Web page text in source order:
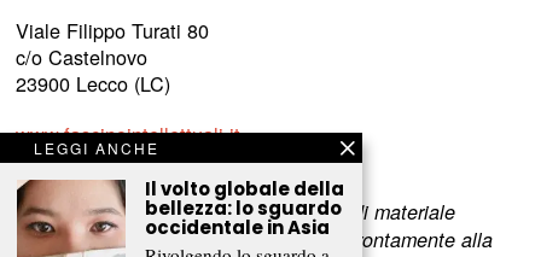
Viale Filippo Turati 80
c/o Castelnovo
23900 Lecco (LC)
www.fascinointellettuali.it
info[at]fascinointellettuali.it
Per segnalare eventuali errori nell’uso di materiale
riservato,scriveteci e provvederemo prontamente alla
LEGGI ANCHE
Il volto globale della
bellezza: lo sguardo
occidentale in Asia